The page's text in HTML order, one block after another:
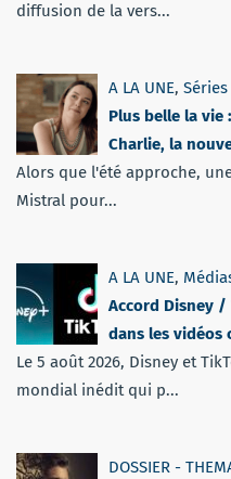
diffusion de la vers...
A LA UNE, Séries
Plus belle la vie
Charlie, la
Alors que l'été approche,
Mistral pour...
A LA UNE,
Accord Disney /
dans les vidéos
Le 5 août 2026, Disney et
mondial inédit qui p...
DOSSIER -